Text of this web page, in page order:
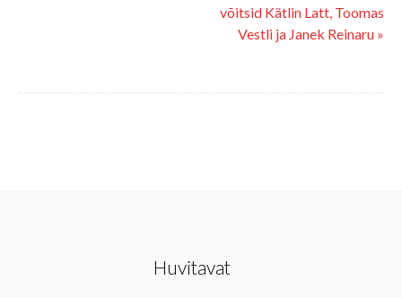
võitsid Kätlin Latt, Toomas
Vestli ja Janek Reinaru »
Huvitavat